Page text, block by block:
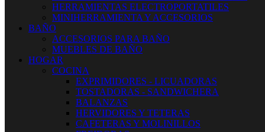
HERRAMIENTAS ELECTROPORTATILES
MINIHERRAMIENTA Y ACCESORIOS
BAÑO
ACCESORIOS PARA BAÑO
MUEBLES DE BAÑO
HOGAR
COCINA
EXPRIMIDORES - LICUADORAS
TOSTADORAS - SANDWICHERA
BALANZAS
HERVIDORES Y TETERAS
CAFETERAS Y MOLINILLOS